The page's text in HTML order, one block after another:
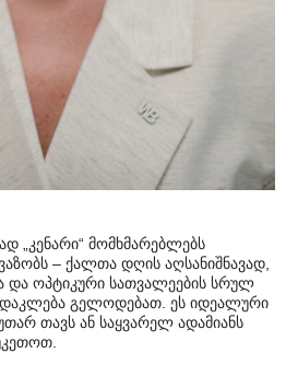
„კენარი“ მომხმარებლებს
– ქალთა დღის აღსანიშნავად,
და ოპტიკური სათვალეების სრულ
გელოდებათ. ეს იდეალური
თავს ან საყვარელ ადამიანს